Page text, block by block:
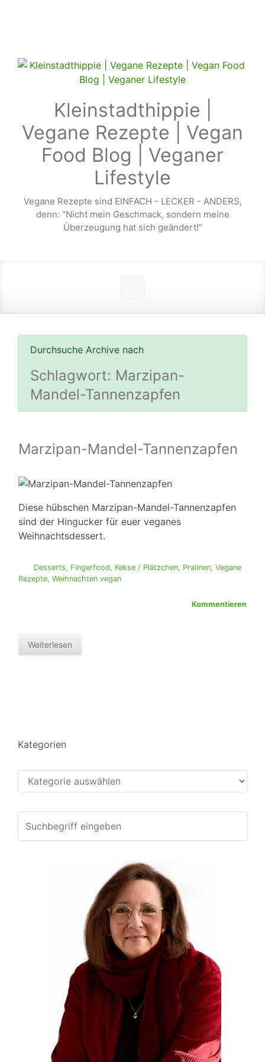
Kleinstadthippie |
Vegane Rezepte | Vegan
Food Blog | Veganer
Lifestyle
Vegane Rezepte sind EINFACH - LECKER - ANDERS,
denn: "Nicht mein Geschmack, sondern meine
Überzeugung hat sich geändert!"
Durchsuche Archive nach
Schlagwort: Marzipan-
Mandel-Tannenzapfen
Marzipan-Mandel-Tannenzapfen
Diese hübschen Marzipan-Mandel-Tannenzapfen
sind der Hingucker für euer veganes
Weihnachtsdessert.
Desserts, Fingerfood, Kekse / Plätzchen, Pralinen, Vegane
Rezepte, Weihnachten vegan
Kommentieren
Weiterlesen
Kategorien
Kategorien